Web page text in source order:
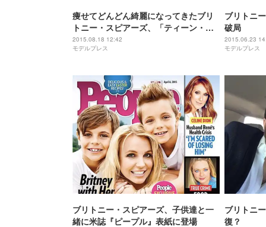
痩せてどんどん綺麗になってきたブリ
トニー・スピアーズ、「ティーン・チ
ョイス・アワード」に登場
2015.08.18 12:42
モデルプレス
ブリトニ
破局
2015.06.23
モデルプレス
ブリトニー・スピアーズ、子供達と一
緒に米誌『ピープル』表紙に登場
ブリトニ
復？